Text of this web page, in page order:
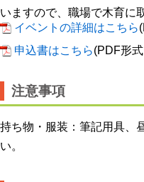
いますので、職場で木育に
イベントの詳細はこちら
申込書はこちら(PDF形式
注意事項
持ち物・服装：筆記用具、
い。